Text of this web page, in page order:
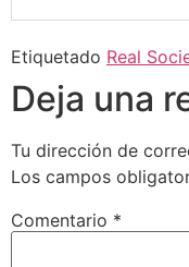
Etiquetado Real
Deja una
Tu dirección de
Los campos
Comentario *